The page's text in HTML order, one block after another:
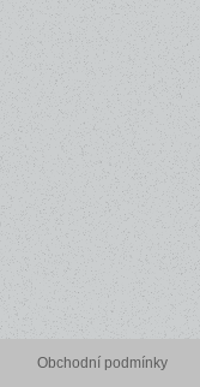
Obchodní podmínky